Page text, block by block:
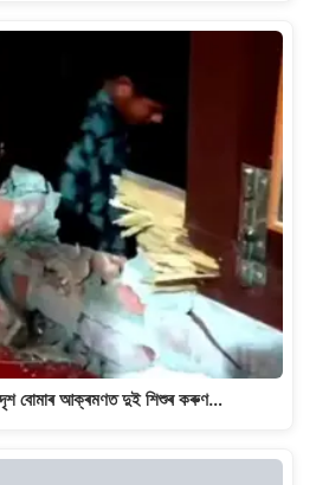
বোমাৰ আক্ৰমণত দুই শিশুৰ কৰুণ…